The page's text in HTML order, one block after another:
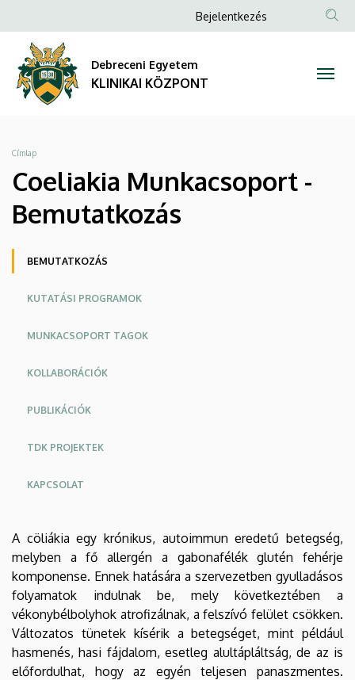
Munkacsoport
Bemutatkozás
KLINIKAI
KÖZPONT
a
tartalomra
Anonim
fiók
menüje
Bejelentkezés
Debreceni Egyetem
KLINIKAI KÖZPONT
Morzsa
Címlap
Coeliakia Munkacsoport -
Bemutatkozás
Oldalmenü
BEMUTATKOZÁS
KUTATÁSI PROGRAMOK
MUNKACSOPORT TAGOK
KOLLABORÁCIÓK
PUBLIKÁCIÓK
TDK PROJEKTEK
KAPCSOLAT
A cöliákia egy krónikus, autoimmun eredetű betegség,
melyben a fő allergén a gabonafélék glutén fehérje
komponense. Ennek hatására a szervezetben gyulladásos
folyamatok indulnak be, mely következtében a
vékonybélbolyhok atrofizálnak, a felszívó felület csökken.
Változatos tünetek kísérik a betegséget, mint például
hasmenés, hasi fájdalom, esetleg alultápláltság, de az is
előfordulhat, hogy az egyén teljesen panaszmentes.